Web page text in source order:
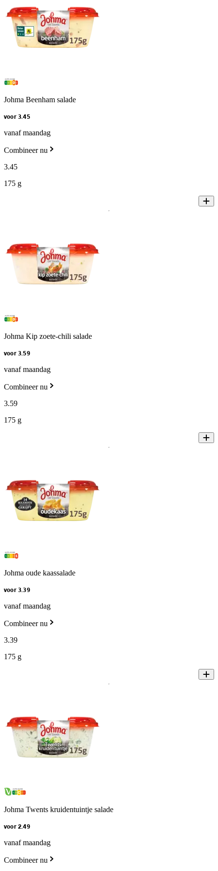
Johma Beenham salade
voor 3.45
vanaf maandag
Combineer nu
3.45
175 g
Johma Kip zoete-chili salade
voor 3.59
vanaf maandag
Combineer nu
3.59
175 g
Johma oude kaassalade
voor 3.39
vanaf maandag
Combineer nu
3.39
175 g
Johma Twents kruidentuintje salade
voor 2.49
vanaf maandag
Combineer nu